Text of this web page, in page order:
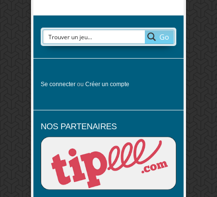
Go
Se connecter ou Créer un compte
NOS PARTENAIRES